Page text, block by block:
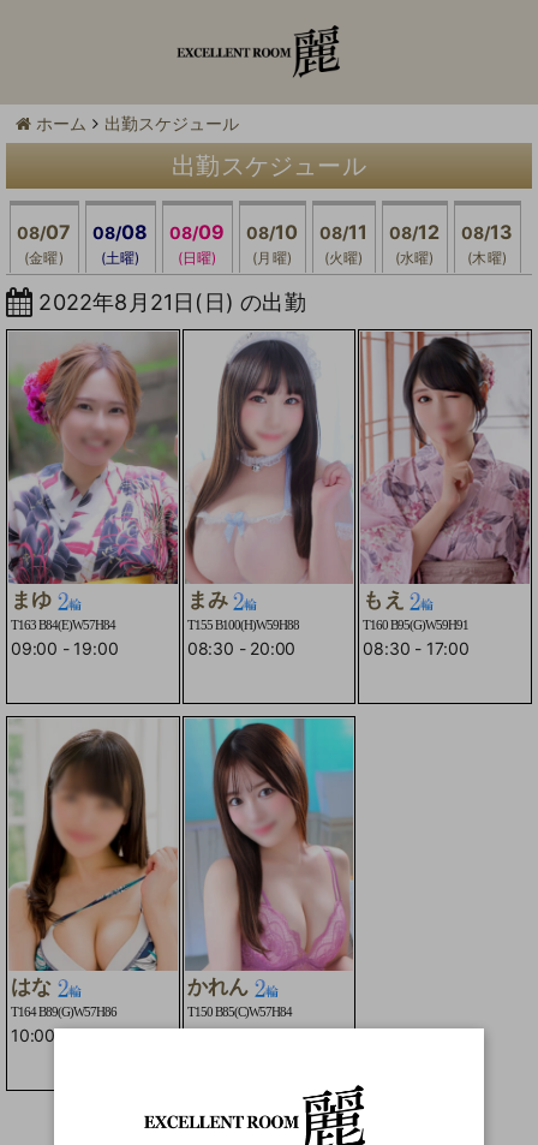
ホーム 出勤スケジュール
出勤スケジュール
08/07
(金曜)
08/08
(土曜)
08/09
(日曜)
08/10
(月曜)
08/11
(火曜)
08/12
(水曜)
08/13
(木曜)
2022年8月21日(日) の出勤
まゆ
T163 B84(E)W57H84
09:00 - 19:00
まみ
T155 B100(H)W59H88
08:30 - 20:00
もえ
T160 B95(G)W59H91
08:30 - 17:00
はな
T164 B89(G)W57H86
10:00
かれん
T150 B85(C)W57H84